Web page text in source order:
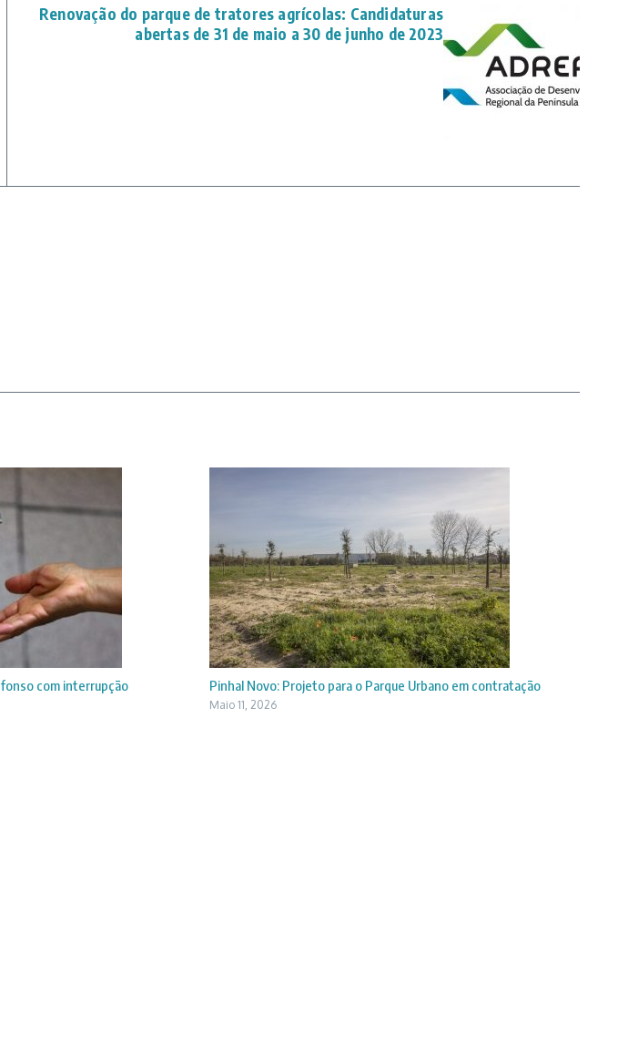
Renovação do parque de tratores agrícolas: Candidaturas
abertas de 31 de maio a 30 de junho de 2023
com interrupção
Pinhal Novo: Projeto para o Parque Urbano em contratação
Maio 11, 2026